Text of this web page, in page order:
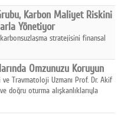
Karbon Maliyet Riskini
Yönetiyor
stratejisini finansal
Omzunuzu Koruyun
Travmatoloji Uzmanı Prof. Dr. Akif
doğru oturma alışkanlıklarıyla